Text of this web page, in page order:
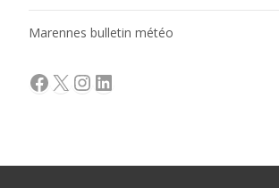
Marennes bulletin météo
Facebook
X Instagram
LinkedIn